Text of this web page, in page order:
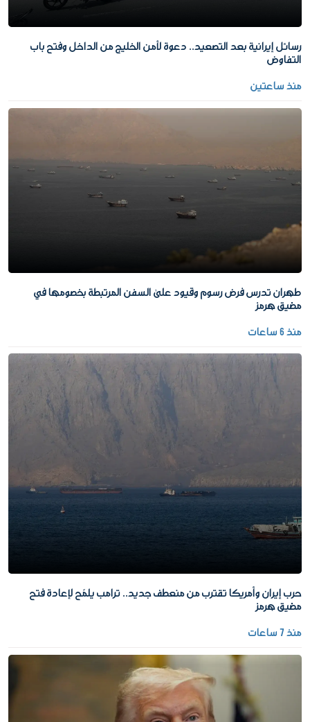
رسائل إيرانية بعد التصعيد.. دعوة لأمن الخليج من الداخل وفتح باب
التفاوض
منذ ساعتين
طهران تدرس فرض رسوم وقيود على السفن المرتبطة بخصومها في
مضيق هرمز
منذ 6 ساعات
حرب إيران وأمريكا تقترب من منعطف جديد.. ترامب يلمّح لإعادة فتح
مضيق هرمز
منذ 7 ساعات